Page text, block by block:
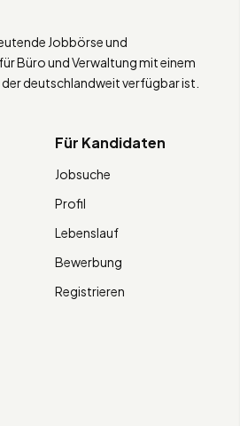
Jobbörse und
Büro und Verwaltung mit einem
deutschlandweit verfügbar ist.
Für Kandidaten
Jobsuche
Profil
Lebenslauf
Bewerbung
Registrieren